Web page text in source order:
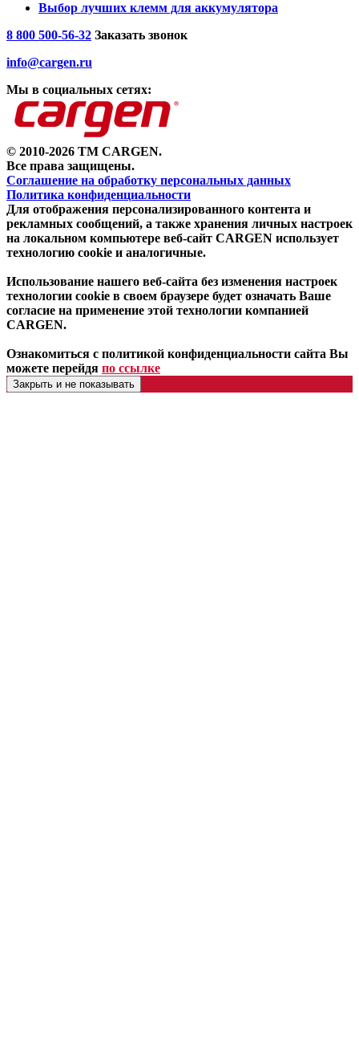
Выбор лучших клемм для аккумулятора
8 800 500-56-32 Заказать звонок
info@cargen.ru
Мы в социальных сетях:
© 2010-2026 TM CARGEN.
Все права защищены.
Соглашение на обработку персональных данных
Политика конфиденциальности
Для отображения персонализированного контента и
рекламных сообщений, а также хранения личных настроек
на локальном компьютере веб-сайт CARGEN использует
технологию cookie и аналогичные.
Использование нашего веб-сайта без изменения настроек
технологии cookie в своем браузере будет означать Ваше
согласие на применение этой технологии компанией
CARGEN.
Ознакомиться с политикой конфиденциальности сайта Вы
можете перейдя по ссылке
Закрыть и не показывать